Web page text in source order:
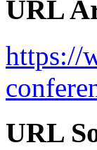
URL
https://
URL